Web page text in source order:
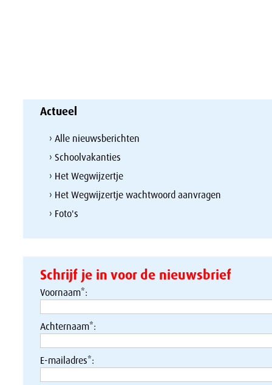
Actueel
› Alle nieuwsberichten
› Schoolvakanties
› Het Wegwijzertje
› Het Wegwijzertje wachtwoord aanvragen
› Foto's
Schrijf je in voor de nieuwsbrief
Voornaam*:
Achternaam*:
E-mailadres*: